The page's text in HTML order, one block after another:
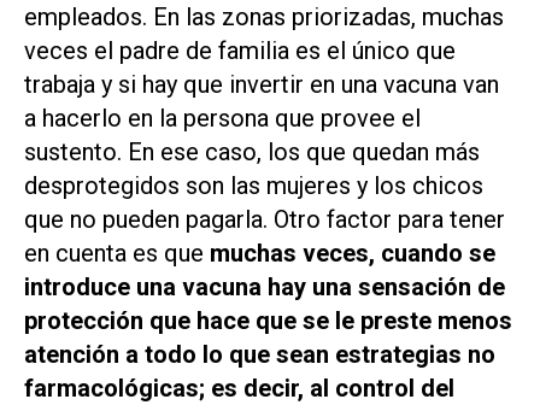
empleados. En las zonas priorizadas, muchas
veces el padre de familia es el único que
trabaja y si hay que invertir en una vacuna van
a hacerlo en la persona que provee el
sustento. En ese caso, los que quedan más
desprotegidos son las mujeres y los chicos
que no pueden pagarla. Otro factor para tener
en cuenta es que muchas veces, cuando se
introduce una vacuna hay una sensación de
protección que hace que se le preste menos
atención a todo lo que sean estrategias no
farmacológicas; es decir, al control del